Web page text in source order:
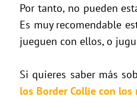
Por tanto, no pueden
Es muy recomendable
jueguen con ellos, o
Si quieres saber más
los Border Collie con